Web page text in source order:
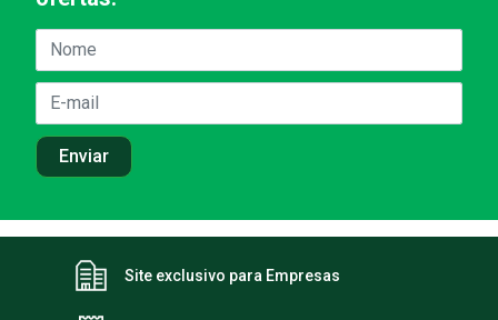
Site exclusivo para Empresas